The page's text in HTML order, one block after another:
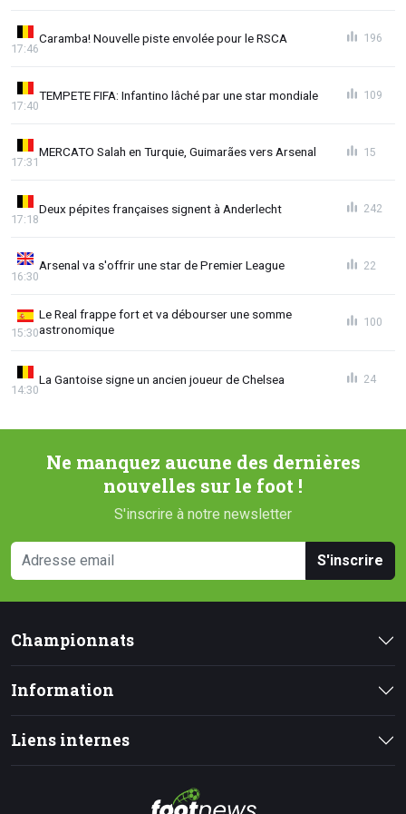
Caramba! Nouvelle piste envolée pour le RSCA
17:46
196
TEMPETE FIFA: Infantino lâché par une star mondiale
17:40
109
MERCATO Salah en Turquie, Guimarães vers Arsenal
17:31
15
Deux pépites françaises signent à Anderlecht
17:18
242
Arsenal va s'offrir une star de Premier League
16:30
22
Le Real frappe fort et va débourser une somme
astronomique
15:30
100
La Gantoise signe un ancien joueur de Chelsea
14:30
24
Ne manquez aucune des dernières
nouvelles sur le foot !
S'inscrire à notre newsletter
S'inscrire
Championnats
Information
Liens internes